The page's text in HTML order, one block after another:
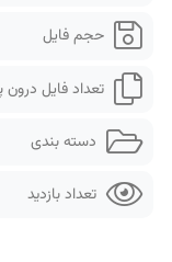
حجم فایل
تعداد فایل
دسته بندی
تعداد بازدید